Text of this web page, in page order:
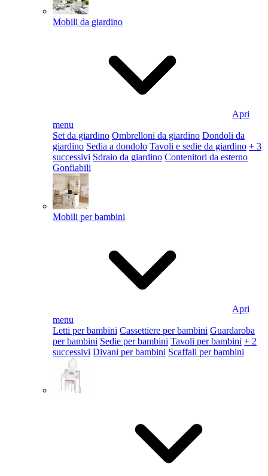
Mobili da giardino
Apri
menu
Set da giardino Ombrelloni da giardino Dondoli da
giardino Sedia a dondolo Tavoli e sedie da giardino + 3
successivi Sdraio da giardino Contenitori da esterno
Gonfiabili
Mobili per bambini
Apri
menu
Letti per bambini Cassettiere per bambini Guardaroba
per bambini Sedie per bambini Tavoli per bambini + 2
successivi Divani per bambini Scaffali per bambini